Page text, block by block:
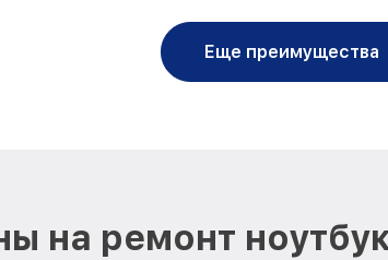
Еще преимущества
на ремонт